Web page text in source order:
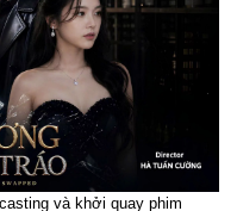
và khởi quay phim